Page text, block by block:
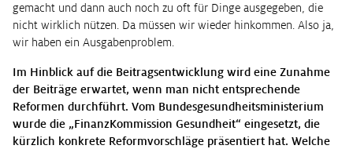
gemacht und dann auch noch zu oft für Dinge ausgegeben, die
nicht wirklich nützen. Da müssen wir wieder hinkommen. Also ja,
wir haben ein Ausgabenproblem.
Im Hinblick auf die Beitragsentwicklung wird eine Zunahme
der Beiträge erwartet, wenn man nicht entsprechende
Reformen durchführt. Vom Bundesgesundheitsministerium
wurde die „FinanzKommission Gesundheit“ eingesetzt, die
kürzlich konkrete Reformvorschläge präsentiert hat. Welche